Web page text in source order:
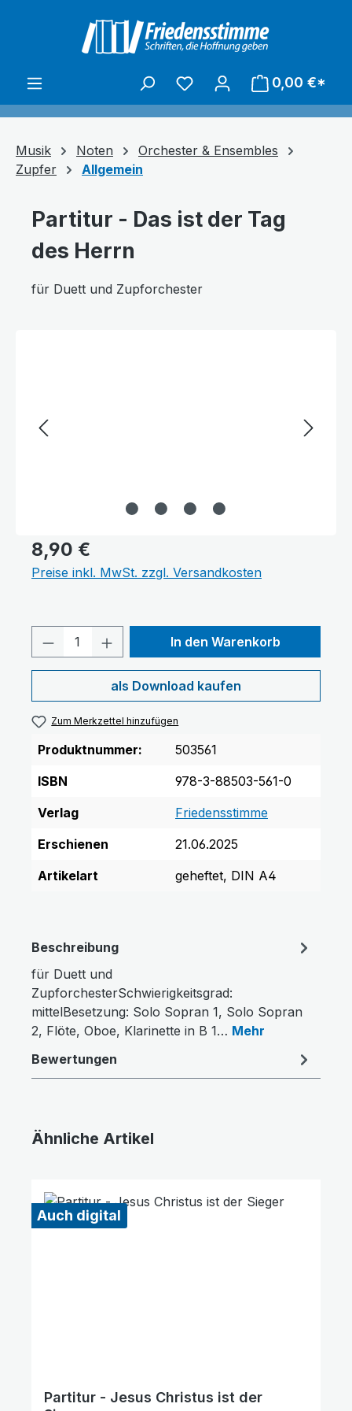
0,00 €*
Musik Noten
Orchester & Ensembles
Zupfer
Allgemein
Partitur - Das ist der Tag
des Herrn
für Duett und Zupforchester
8,90 €
Preise inkl. MwSt. zzgl. Versandkosten
Produkt Anzahl: Gib den
In den Warenkorb
als Download kaufen
Zum Merkzettel hinzufügen
Produktnummer:
503561
ISBN
978-3-88503-561-0
Verlag
Friedensstimme
Erschienen
21.06.2025
Artikelart
geheftet, DIN A4
Beschreibung
für Duett und
ZupforchesterSchwierigkeitsgrad:
mittelBesetzung: Solo Sopran 1, Solo Sopran
2, Flöte, Oboe, Klarinette in B 1… Mehr
Bewertungen
Ähnliche Artikel
Auch digital
Partitur - Jesus Christus ist der